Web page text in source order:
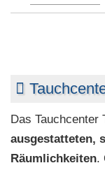
Das Tauchcenter
ausgestatteten,
Räumlichkeiten.